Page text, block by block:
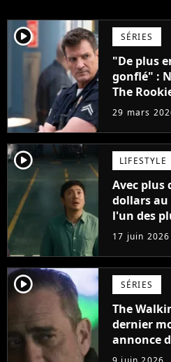
player2 SÉRIES
"De plus
gonflé" :
The
ans avec
29 mars
player2 LIFESTYLE
Avec plus
dollars au
l'un des
2026... et
France
17 juin 2026
player2 SÉRIES
The
dernier
annonce
avec un